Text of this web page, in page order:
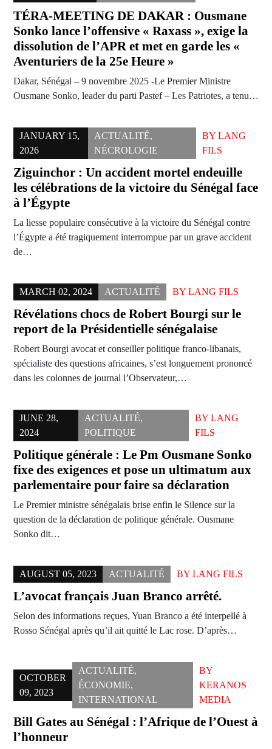
TÉRA-MEETING DE DAKAR : Ousmane
Sonko lance l’offensive « Raxass », exige la
dissolution de l’APR et met en garde les «
Aventuriers de la 25e Heure »
Dakar, Sénégal – 9 novembre 2025 -Le Premier Ministre
Ousmane Sonko, leader du parti Pastef – Les Patriotes, a tenu…
JANUARY 15,
2026
ACTUALITÉ,
NÉCROLOGIE
BY LANG
FILS
Ziguinchor : Un accident mortel endeuille
les célébrations de la victoire du Sénégal face
à l’Égypte
La liesse populaire consécutive à la victoire du Sénégal contre
l’Égypte a été tragiquement interrompue par un grave accident
de…
MARCH 02, 2024 ACTUALITÉ BY LANG FILS
Révélations chocs de Robert Bourgi sur le
report de la Présidentielle sénégalaise
Robert Bourgi avocat et conseiller politique franco-libanais,
spécialiste des questions africaines, s’est longuement prononcé
dans les colonnes de journal l’Observateur,…
JUNE 28,
2024
ACTUALITÉ,
POLITIQUE
BY LANG
FILS
Politique générale : Le Pm Ousmane Sonko
fixe des exigences et pose un ultimatum aux
parlementaire pour faire sa déclaration
Le Premier ministre sénégalais brise enfin le Silence sur la
question de la déclaration de politique générale. Ousmane
Sonko dit…
AUGUST 05, 2023 ACTUALITÉ BY LANG FILS
L’avocat français Juan Branco arrêté.
Selon des informations reçues, Yuan Branco a été interpellé à
Rosso Sénégal après qu’il ait quitté le Lac rose. D’après…
OCTOBER
09, 2023
ACTUALITÉ,
ÉCONOMIE,
INTERNATIONAL
BY
KERANOS
MEDIA
Bill Gates au Sénégal : l’Afrique de l’Ouest à
l’honneur